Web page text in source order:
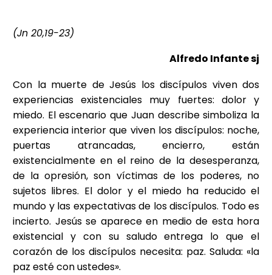
(Jn 20,19-23)
Alfredo Infante sj
Con la muerte de Jesús los discípulos viven dos
experiencias existenciales muy fuertes: dolor y
miedo. El escenario que Juan describe simboliza la
experiencia interior que viven los discípulos: noche,
puertas atrancadas, encierro, están
existencialmente en el reino de la desesperanza,
de la opresión, son víctimas de los poderes, no
sujetos libres. El dolor y el miedo ha reducido el
mundo y las expectativas de los discípulos. Todo es
incierto. Jesús se aparece en medio de esta hora
existencial y con su saludo entrega lo que el
corazón de los discípulos necesita: paz. Saluda: «la
paz esté con ustedes».